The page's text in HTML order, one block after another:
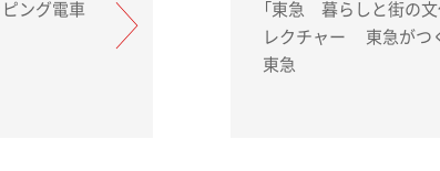
「東急 暮らしと街の
レクチャー 東急がつくった沿線、沿線がつくった
東急